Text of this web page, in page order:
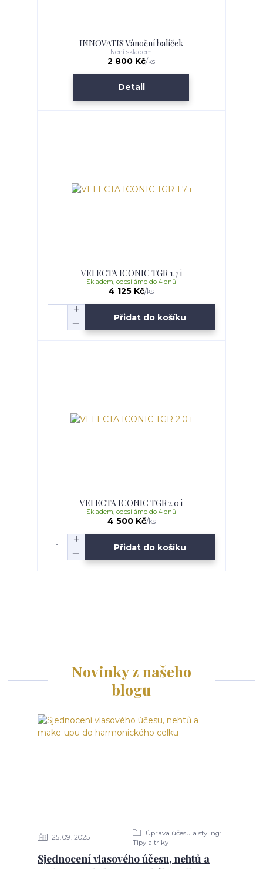
INNOVATIS Vánoční balíček
2 800 Kč/ks
Není skladem
Detail
VELECTA ICONIC TGR 1.7 i
4 125 Kč/ks
Skladem, odesíláme do 4 dnů
Přidat do košíku
VELECTA ICONIC TGR 2.0 i
4 500 Kč/ks
Skladem, odesíláme do 4 dnů
Přidat do košíku
Novinky z našeho
blogu
25 09 2025
Úprava účesu a styling:
Tipy a triky
Sjednocení vlasového účesu, nehtů a